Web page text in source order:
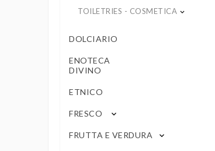
TOILETRIES - COSMETICA keyboard_arrow_down
DOLCIARIO
ENOTECA
DIVINO
ETNICO
FRESCO keyboard_arrow_down
FRUTTA E VERDURA keyboard_arrow_down